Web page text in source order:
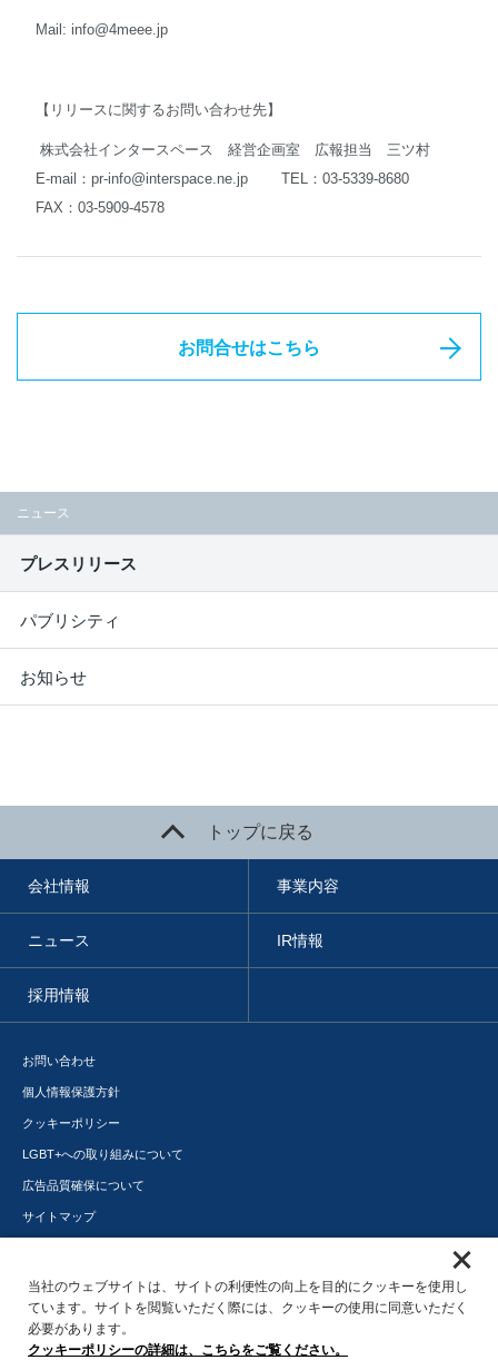
Mail: info@4meee.jp
【リリースに関するお問い合わせ先】
株式会社インタースペース 経営企画室 広報担当 三ツ村
E-mail： pr-info@interspace.ne.jpTEL：03-5339-8680
FAX：03-5909-4578
お問合せはこちら
ニュース
プレスリリース
パブリシティ
お知らせ
トップに戻る
会社情報 事業内容
ニュース IR情報
採用情報
お問い合わせ
個人情報保護方針
クッキーポリシー
LGBT+への取り組みについて
広告品質確保について
サイトマップ
サステナビリティ
当社のウェブサイトは、サイトの利便性の向上を目的にクッキーを使用し
ています。サイトを閲覧いただく際には、クッキーの使用に同意いただく
必要があります。
クッキーポリシーの詳細は、こちらをご覧ください。